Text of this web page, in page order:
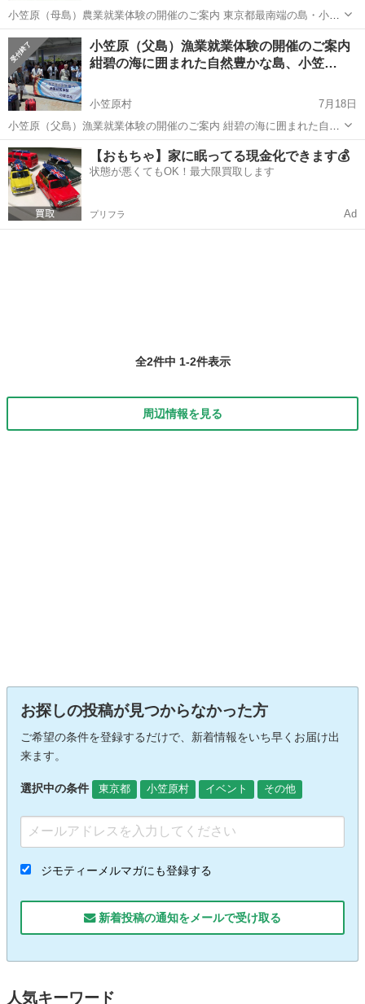
小笠原（母島）農業就業体験の開催のご案内 東京都最南端の島・小笠
原母島にて、農家の仕事を体験できる「農業就業体験」を開催しま
す。 農家になりたい！畑仕事が好き！離島で働きたい！などとお考え
の方、小笠原での農業の仕事・暮ら...
東京 小笠原村 その他
小笠原（父島）漁業就業体験の開催のご案内
紺碧の海に囲まれた自然豊かな島、小笠…
小笠原村
7月18日
小笠原（父島）漁業就業体験の開催のご案内 紺碧の海に囲まれた自然
豊かな島、小笠原父島にて、漁師の仕事を体験できる「漁業就業体
験」を開催します。 漁師になりたい、漁業に興味がある、釣りが好
き、離島で働きたいなどとお考えの皆...
東京 小笠原村 その他
【おもちゃ】家に眠ってる現金化できます💰
状態が悪くてもOK！最大限買取します
プリフラ Ad
全2件中 1-2件表示
周辺情報を見る
お探しの投稿が見つからなかった方
ご希望の条件を登録するだけで、新着情報をいち早くお届け出
来ます。
選択中の条件 東京都 小笠原村 イベント その他
ジモティーメルマガにも登録する
新着投稿の通知をメールで受け取る
人気キーワード